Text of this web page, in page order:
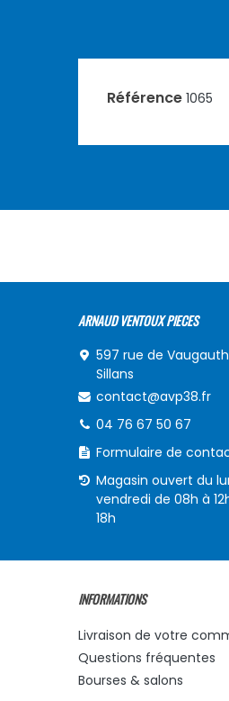
Référence 1065
ARNAUD VENTOUX PIECES
597 rue de
Sillans
contact@avp38.fr
04 76 67 50 67
Formulaire de
Magasin ouvert du
vendredi de 08h à
18h
INFORMATIONS
Livraison de votre
Questions fréquentes
Bourses & salons